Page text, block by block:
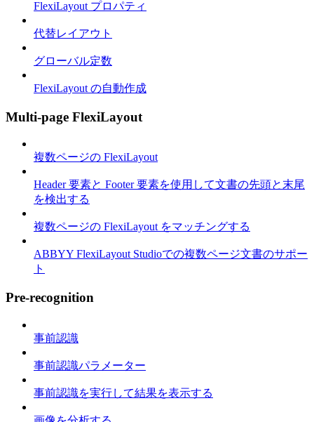
FlexiLayout プロパティ
代替レイアウト
グローバル定数
FlexiLayout の自動作成
Multi-page FlexiLayout
複数ページの FlexiLayout
Header 要素と Footer 要素を使用して文書の先頭と末尾
を検出する
複数ページの FlexiLayout をマッチングする
ABBYY FlexiLayout Studioでの複数ページ文書のサポー
ト
Pre-recognition
事前認識
事前認識パラメーター
事前認識を実行して結果を表示する